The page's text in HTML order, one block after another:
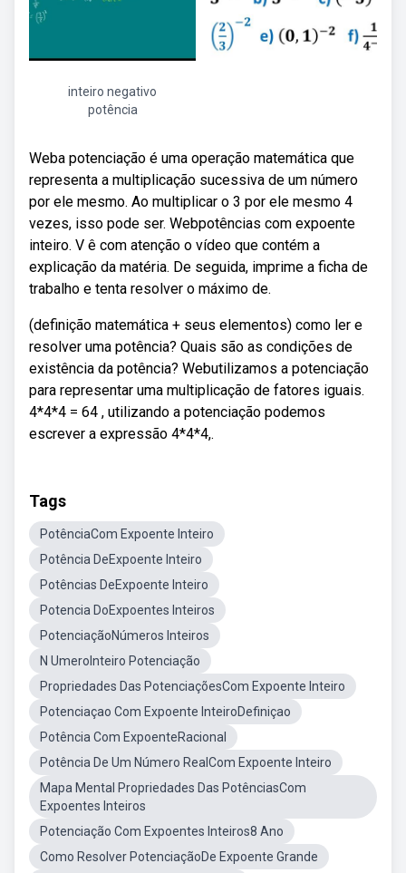
inteiro negativo
potência
Weba potenciação é uma operação matemática que
representa a multiplicação sucessiva de um número
por ele mesmo. Ao multiplicar o 3 por ele mesmo 4
vezes, isso pode ser. Webpotências com expoente
inteiro. V ê com atenção o vídeo que contém a
explicação da matéria. De seguida, imprime a ficha de
trabalho e tenta resolver o máximo de.
(definição matemática + seus elementos) como ler e
resolver uma potência? Quais são as condições de
existência da potência? Webutilizamos a potenciação
para representar uma multiplicação de fatores iguais.
4*4*4 = 64 , utilizando a potenciação podemos
escrever a expressão 4*4*4,.
Tags
PotênciaCom Expoente Inteiro
Potência DeExpoente Inteiro
Potências DeExpoente Inteiro
Potencia DoExpoentes Inteiros
PotenciaçãoNúmeros Inteiros
N UmeroInteiro Potenciação
Propriedades Das PotenciaçõesCom Expoente Inteiro
Potenciaçao Com Expoente InteiroDefiniçao
Potência Com ExpoenteRacional
Potência De Um Número RealCom Expoente Inteiro
Mapa Mental Propriedades Das PotênciasCom
Expoentes Inteiros
Potenciação Com Expoentes Inteiros8 Ano
Como Resolver PotenciaçãoDe Expoente Grande